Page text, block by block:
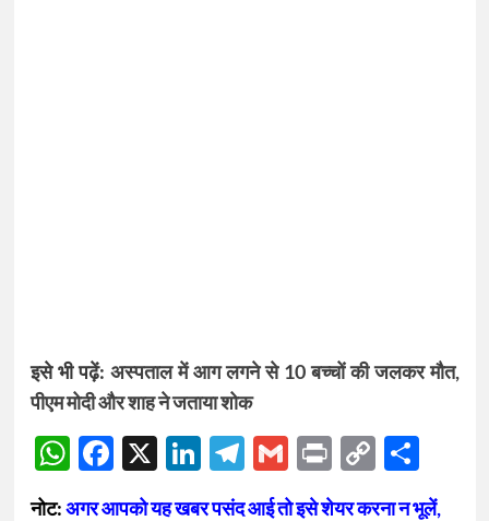
इसे भी पढ़ें: अस्पताल में आग लगने से 10 बच्चों की जलकर मौत,
पीएम मोदी और शाह ने जताया शोक
WhatsApp
Facebook
X LinkedIn
Telegram
Gmail
Print
Copy
Link
नोट:अगर आपको यह खबर पसंद आई तो इसे शेयर करना न भूलें,